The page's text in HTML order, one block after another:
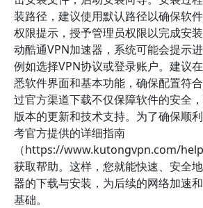
装路径，建议使用默认路径以确保软
权限提示，授予管理员权限以完成安
动酷通VPN加速器，系统可能会提示
例如选择VPN协议或登录账户。建议
悉软件界面和基本功能，确保配置符
过官方渠道下载不仅保障软件的安全
版本的更新和技术支持。为了确保顺
考官方提供的详细指南
（https://www.kutongvpn.com/
获取帮助。这样，您就能快速、安全
器的下载与安装，为后续的网络加速
基础。